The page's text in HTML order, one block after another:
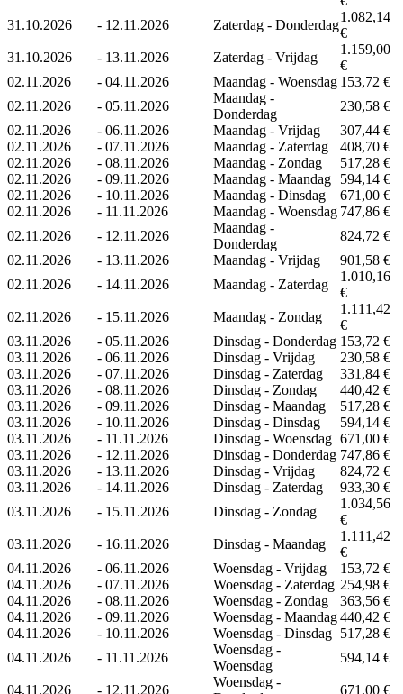
31.10.2026
- 12.11.2026 Zaterdag - Donderdag
1.082,14
€
31.10.2026
- 13.11.2026 Zaterdag - Vrijdag
1.159,00
€
02.11.2026
- 04.11.2026 Maandag - Woensdag 153,72 €
02.11.2026
- 05.11.2026
Maandag -
Donderdag
230,58 €
02.11.2026
- 06.11.2026 Maandag - Vrijdag
307,44 €
02.11.2026
- 07.11.2026 Maandag - Zaterdag
408,70 €
02.11.2026
- 08.11.2026 Maandag - Zondag
517,28 €
02.11.2026
- 09.11.2026 Maandag - Maandag
594,14 €
02.11.2026
- 10.11.2026 Maandag - Dinsdag
671,00 €
02.11.2026
- 11.11.2026 Maandag - Woensdag 747,86 €
02.11.2026
- 12.11.2026
Maandag -
Donderdag
824,72 €
02.11.2026
- 13.11.2026 Maandag - Vrijdag
901,58 €
02.11.2026
- 14.11.2026 Maandag - Zaterdag
1.010,16
€
02.11.2026
- 15.11.2026 Maandag - Zondag
1.111,42
€
03.11.2026
- 05.11.2026 Dinsdag - Donderdag 153,72 €
03.11.2026
- 06.11.2026 Dinsdag - Vrijdag
230,58 €
03.11.2026
- 07.11.2026 Dinsdag - Zaterdag
331,84 €
03.11.2026
- 08.11.2026 Dinsdag - Zondag
440,42 €
03.11.2026
- 09.11.2026 Dinsdag - Maandag
517,28 €
03.11.2026
- 10.11.2026 Dinsdag - Dinsdag
594,14 €
03.11.2026
- 11.11.2026 Dinsdag - Woensdag 671,00 €
03.11.2026
- 12.11.2026 Dinsdag - Donderdag 747,86 €
03.11.2026
- 13.11.2026 Dinsdag - Vrijdag
824,72 €
03.11.2026
- 14.11.2026 Dinsdag - Zaterdag
933,30 €
03.11.2026
- 15.11.2026 Dinsdag - Zondag
1.034,56
€
03.11.2026
- 16.11.2026 Dinsdag - Maandag
1.111,42
€
04.11.2026
- 06.11.2026 Woensdag - Vrijdag
153,72 €
04.11.2026
- 07.11.2026 Woensdag - Zaterdag 254,98 €
04.11.2026
- 08.11.2026 Woensdag - Zondag
363,56 €
04.11.2026
- 09.11.2026 Woensdag - Maandag440,42 €
04.11.2026
- 10.11.2026 Woensdag - Dinsdag 517,28 €
04.11.2026
- 11.11.2026
Woensdag -
Woensdag
594,14 €
04.11.2026 - 12.11.2026
Woensdag -
671,00 €